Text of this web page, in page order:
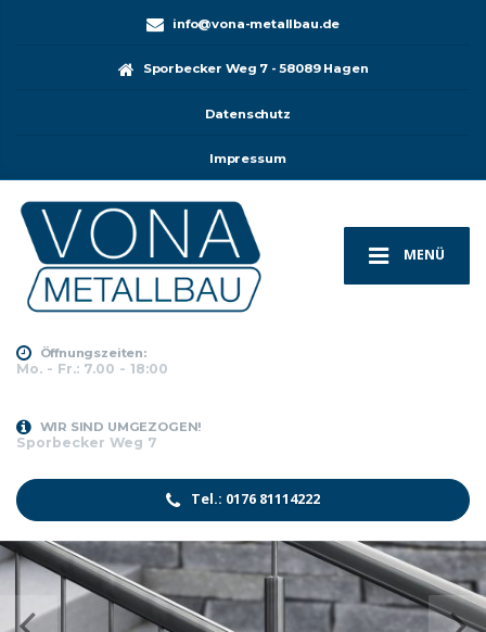
info@vona-metallbau.de
Sporbecker Weg 7 - 58089 Hagen
Datenschutz
Impressum
MENÜ
Öffnungszeiten:
Mo. - Fr.: 7.00 - 18:00
WIR SIND UMGEZOGEN!
Sporbecker Weg 7
Tel.: 0176 81114222